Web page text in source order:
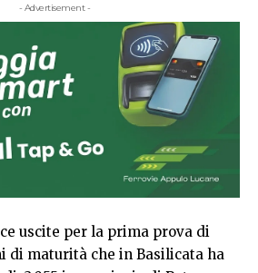
- Advertisement -
uscite per la prima prova di
di maturità che in Basilicata ha